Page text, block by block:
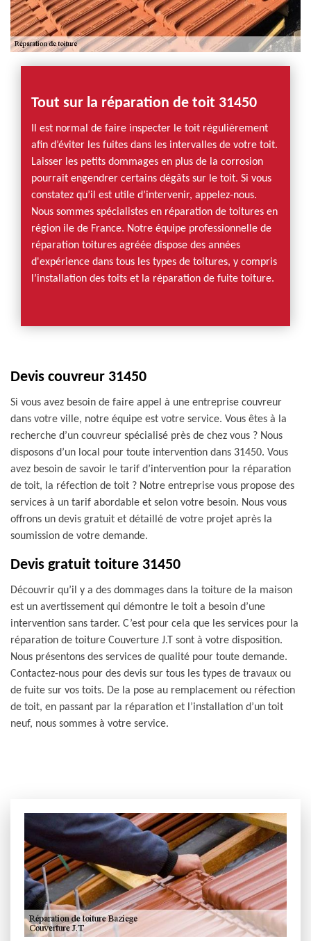
Tout sur la réparation de toit 31450
Il est normal de faire inspecter le toit régulièrement
afin d’éviter les fuites dans les intervalles de votre toit.
Laisser les petits dommages en plus de la corrosion
pourrait engendrer certains dégâts sur le toit. Si vous
constatez qu’il est utile d’intervenir, appelez-nous.
Nous sommes spécialistes en réparation de toitures en
région ile de France. Notre équipe professionnelle de
réparation toitures agréée dispose des années
d'expérience dans tous les types de toitures, y compris
l’installation des toits et la réparation de fuite toiture.
Devis couvreur 31450
Si vous avez besoin de faire appel à une entreprise couvreur
dans votre ville, notre équipe est votre service. Vous êtes à la
recherche d’un couvreur spécialisé près de chez vous ? Nous
disposons d’un local pour toute intervention dans 31450. Vous
avez besoin de savoir le tarif d’intervention pour la réparation
de toit, la réfection de toit ? Notre entreprise vous propose des
services à un tarif abordable et selon votre besoin. Nous vous
offrons un devis gratuit et détaillé de votre projet après la
soumission de votre demande.
Devis gratuit toiture 31450
Découvrir qu’il y a des dommages dans la toiture de la maison
est un avertissement qui démontre le toit a besoin d’une
intervention sans tarder. C’est pour cela que les services pour la
réparation de toiture Couverture J.T sont à votre disposition.
Nous présentons des services de qualité pour toute demande.
Contactez-nous pour des devis sur tous les types de travaux ou
de fuite sur vos toits. De la pose au remplacement ou réfection
de toit, en passant par la réparation et l’installation d’un toit
neuf, nous sommes à votre service.